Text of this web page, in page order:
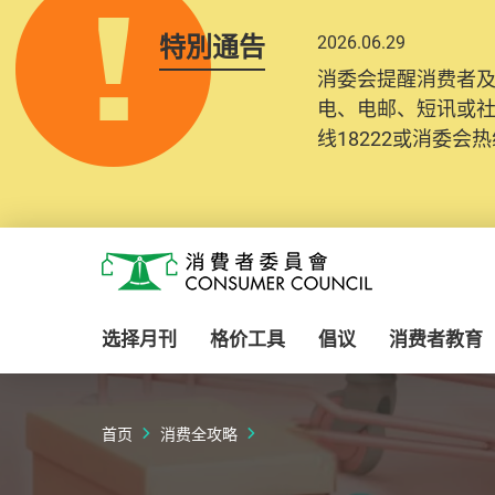
特別通告 2026.06.29
消委会提醒消费者
电、电邮、短讯或
线18222或消委会
消费者委员会
选择月刊 格价工具 倡议 消费者教育
首页 消费全攻略